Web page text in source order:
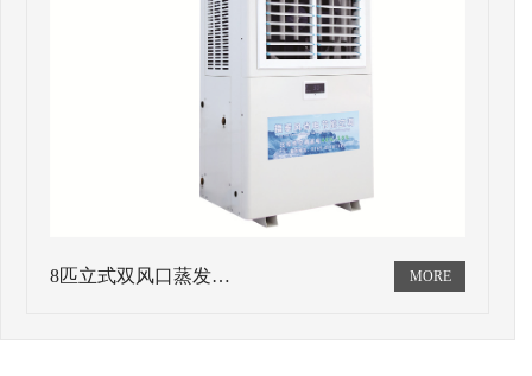
8匹立式双风口蒸发…